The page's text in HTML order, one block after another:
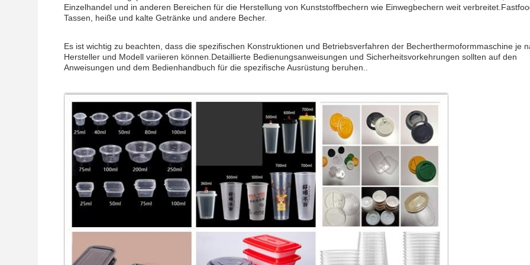
Einzelhandel und in anderen Bereichen für die Herstellung von Kunststoffbechern wie Einwegbechern weit
Tassen, heiße und kalte Getränke und andere Becher.
Es ist wichtig zu beachten, dass die spezifischen Konstruktionen und Betriebsverfahren der Becherthermoformmaschine je
Hersteller und Modell variieren können.Detaillierte Bedienungsanweisungen und Sicherheitsvorkehrungen sollten auf den
Anweisungen und dem Bedienhandbuch für die spezifische Ausrüstung beruhen..